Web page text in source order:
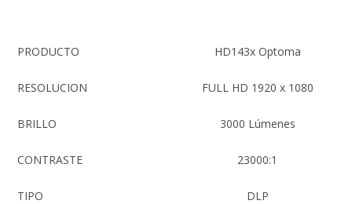
PRODUCTO HD143x Optoma
RESOLUCION FULL HD 1920 x 1080
BRILLO 3000 Lúmenes
CONTRASTE 23000:1
TIPO DLP